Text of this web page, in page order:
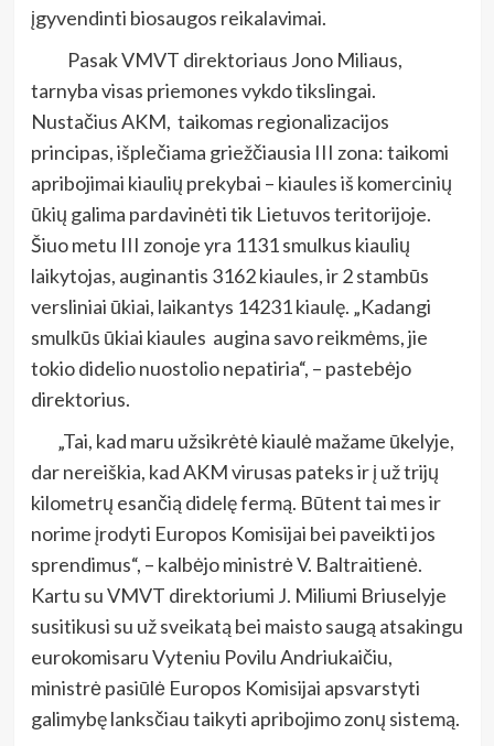
įgyvendinti biosaugos reikalavimai.
Pasak VMVT direktoriaus Jono Miliaus,
tarnyba visas priemones vykdo tikslingai.
Nustačius AKM, taikomas regionalizacijos
principas, išplečiama griežčiausia III zona: taikomi
apribojimai kiaulių prekybai – kiaules iš komercinių
ūkių galima pardavinėti tik Lietuvos teritorijoje.
Šiuo metu III zonoje yra 1131 smulkus kiaulių
laikytojas, auginantis 3162 kiaules, ir 2 stambūs
versliniai ūkiai, laikantys 14231 kiaulę. „Kadangi
smulkūs ūkiai kiaules augina savo reikmėms, jie
tokio didelio nuostolio nepatiria“, – pastebėjo
direktorius.
„Tai, kad maru užsikrėtė kiaulė mažame ūkelyje,
dar nereiškia, kad AKM virusas pateks ir į už trijų
kilometrų esančią didelę fermą. Būtent tai mes ir
norime įrodyti Europos Komisijai bei paveikti jos
sprendimus“, – kalbėjo ministrė V. Baltraitienė.
Kartu su VMVT direktoriumi J. Miliumi Briuselyje
susitikusi su už sveikatą bei maisto saugą atsakingu
eurokomisaru Vyteniu Povilu Andriukaičiu,
ministrė pasiūlė Europos Komisijai apsvarstyti
galimybę lanksčiau taikyti apribojimo zonų sistemą.